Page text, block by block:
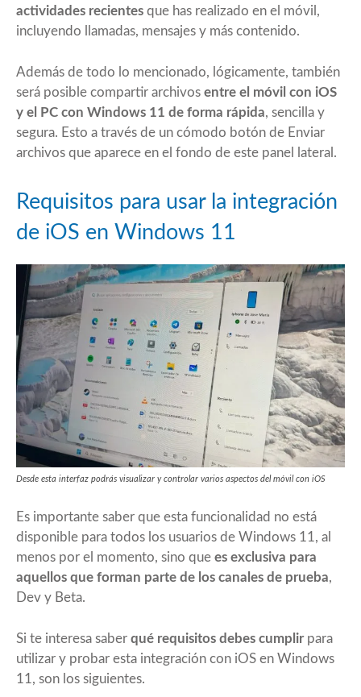
actividades recientes que has realizado en el móvil,
incluyendo llamadas, mensajes y más contenido.
Además de todo lo mencionado, lógicamente, también
será posible compartir archivos entre el móvil con iOS
y el PC con Windows 11 de forma rápida, sencilla y
segura. Esto a través de un cómodo botón de Enviar
archivos que aparece en el fondo de este panel lateral.
Requisitos para usar la integración
de iOS en Windows 11
Desde esta interfaz podrás visualizar y controlar varios aspectos del móvil con iOS
Es importante saber que esta funcionalidad no está
disponible para todos los usuarios de Windows 11, al
menos por el momento, sino que es exclusiva para
aquellos que forman parte de los canales de prueba,
Dev y Beta.
Si te interesa saber qué requisitos debes cumplirpara
utilizar y probar esta integración con iOS en Windows
11, son los siguientes.